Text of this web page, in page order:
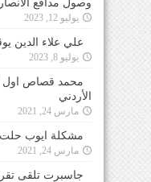
وصول مدافع الأنصار
يوليو 12, 2023
علي علاء الدين
يوليو 8, 2023
محمد قصاص اول
الأردني
مارس 24, 2021
مشكلة ايوب حلت
مارس 24, 2021
جاسبرت تلقى